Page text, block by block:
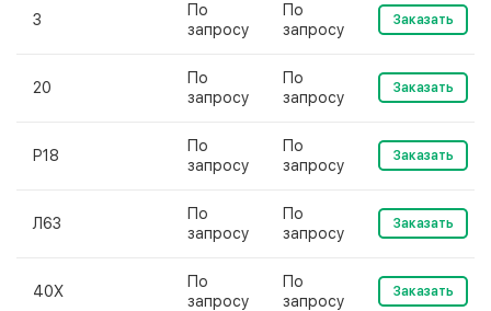
3
По
запросу
По
запросу
Заказать
20
По
запросу
По
запросу
Заказать
Р18
По
запросу
По
запросу
Заказать
Л63
По
запросу
По
запросу
Заказать
40Х
По
запросу
По
запросу
Заказать